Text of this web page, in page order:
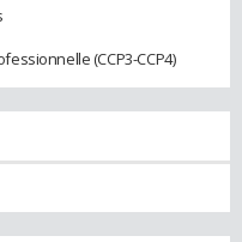
(CCP3-CCP4)